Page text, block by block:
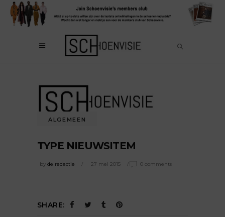
ALGEMEEN
TYPE NIEUWSITEM
by de redactie 27 mei 2015 0 comments
SHARE: